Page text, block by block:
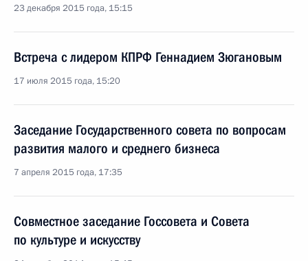
23 декабря 2015 года, 15:15
Встреча с лидером КПРФ Геннадием Зюгановым
17 июля 2015 года, 15:20
Заседание Государственного совета по вопросам
развития малого и среднего бизнеса
7 апреля 2015 года, 17:35
Совместное заседание Госсовета и Совета
по культуре и искусству